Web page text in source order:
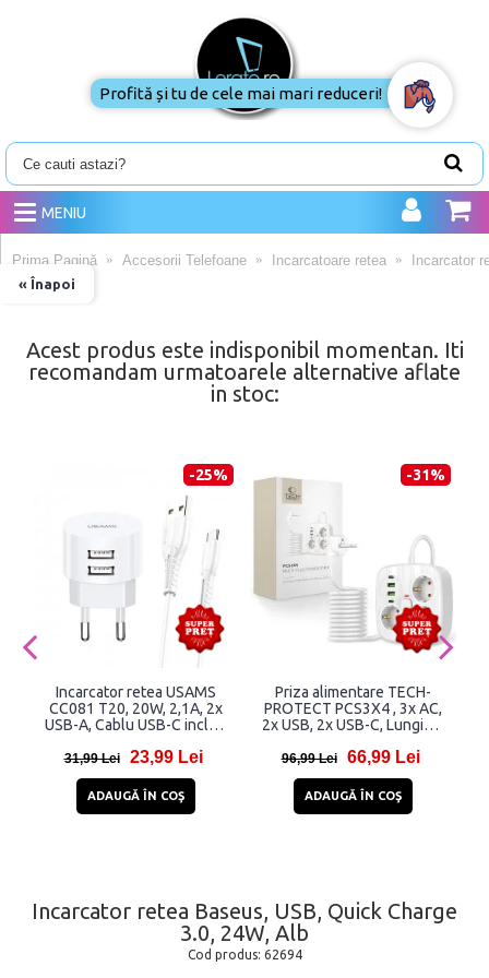
MENIU
« Înapoi
Prima Pagină Accesorii Telefoane Incarcatoare retea Incarcator
Acest produs este indisponibil momentan. Iti
recomandam urmatoarele alternative aflate
in stoc:
-25%
Incarcator retea USAMS
CC081 T20, 20W, 2,1A, 2x
USB-A, Cablu USB-C inclus,
31,99 Lei 23,99 Lei
ADAUGĂ ÎN COŞ
-31%
Priza alimentare TECH-
PROTECT PCS3X4 , 3x AC,
2x USB, 2x USB-C, Lungime
96,99 Lei 66,99 Lei
ADAUGĂ ÎN COŞ
Incarcator retea Baseus, USB, Quick Charge
3.0, 24W, Alb
Cod produs: 62694
Profită și tu de cele mai mari reduceri!